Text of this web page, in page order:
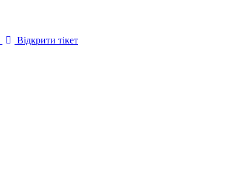
Відкрити тікет